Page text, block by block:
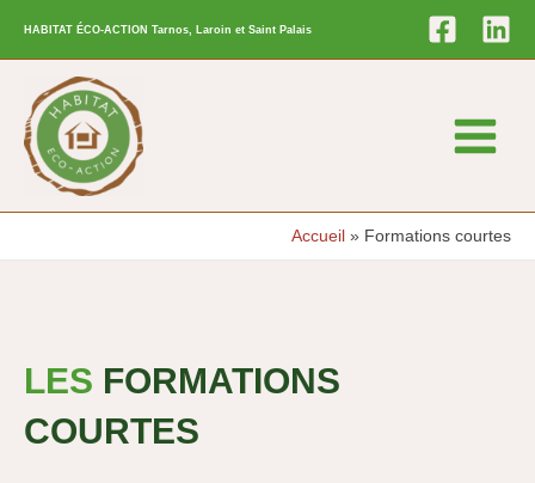
contenu
HABITAT ÉCO-ACTION Tarnos, Laroin et Saint Palais
Main
Accueil Formations courtes
LES FORMATIONS
COURTES